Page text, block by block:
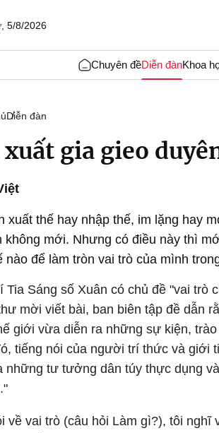
5/8/2026
Chuyên đềDiễn đànKhoa
Diễn đàn
gia gieo
xuất thế hay nhập thế, im lặng hay
không mới. Nhưng có điều này thì
nào để làm tròn vai trò của mình
Tia Sáng số Xuân có chủ đề "vai trò
mời viết bài, ban biên tập đề dẫn
giới vừa diễn ra những sự kiện,
tiếng nói của người trí thức và giới
những tư tưởng dân túy thực dụng
về vai trò (câu hỏi Làm gì?), tôi